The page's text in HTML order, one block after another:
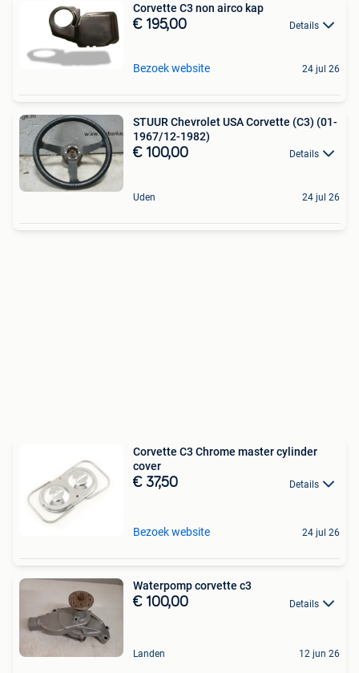
Corvette C3 non airco kap
€ 195,00 Details
Bezoek website 24 jul 26
STUUR Chevrolet USA Corvette (C3) (01-
1967/12-1982)
€ 100,00 Details
Uden 24 jul 26
Corvette C3 Chrome master cylinder
cover
€ 37,50 Details
Bezoek website 24 jul 26
Waterpomp corvette c3
€ 100,00 Details
Landen 12 jun 26